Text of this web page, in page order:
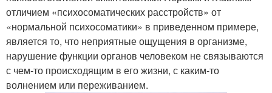
отличием «психосоматических расстройств» от
«нормальной психосоматики» в приведенном примере,
является то, что неприятные ощущения в организме,
нарушение функции органов человеком не связываются
с чем-то происходящим в его жизни, с каким-то
волнением или переживанием.